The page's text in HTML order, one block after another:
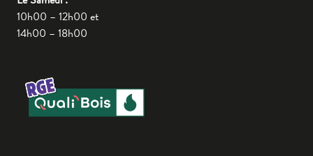
10h00 – 12h00 et
14h00 – 18h00